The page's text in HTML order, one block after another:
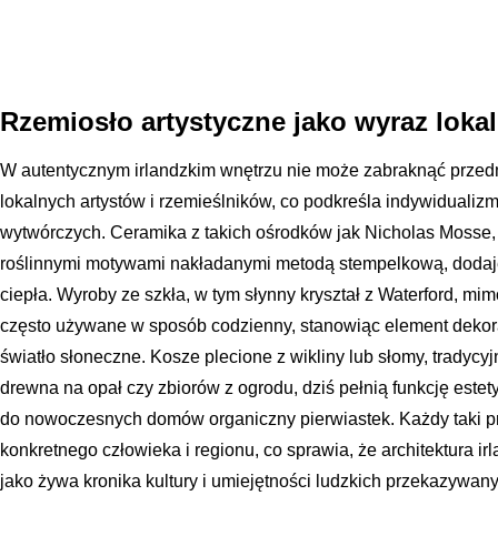
Rzemiosło artystyczne jako wyraz
W autentycznym irlandzkim wnętrzu nie może zabraknąć
lokalnych artystów i rzemieślników, co podkreśla
wytwórczych. Ceramika z takich ośrodków jak Nicholas
roślinnymi motywami nakładanymi metodą stempelkową,
ciepła. Wyroby ze szkła, w tym słynny kryształ z Waterford,
często używane w sposób codzienny, stanowiąc element
światło słoneczne. Kosze plecione z wikliny lub słomy,
drewna na opał czy zbiorów z ogrodu, dziś pełnią funkcję
do nowoczesnych domów organiczny pierwiastek. Każdy taki
konkretnego człowieka i regionu, co sprawia, że architektura
jako żywa kronika kultury i umiejętności ludzkich